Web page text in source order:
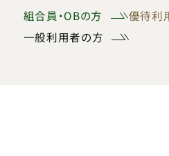
組合員・OBの方
優待利
一般利用者の方